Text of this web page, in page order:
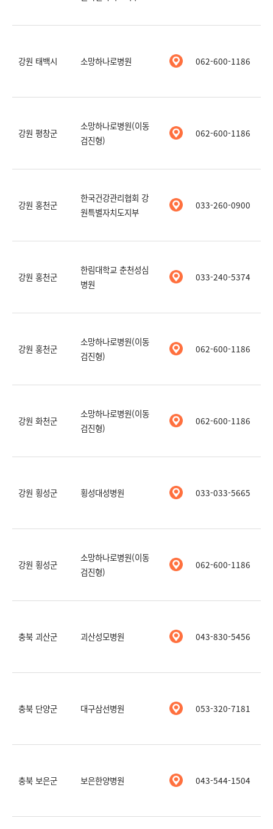
강원 태백시 소망하나로병원 062-600-1186
강원 평창군
소망하나로병원(이동
검진형)
062-600-1186
강원 홍천군
한국건강관리협회 강
원특별자치도지부
033-260-0900
강원 홍천군
한림대학교 춘천성심
병원
033-240-5374
강원 홍천군
소망하나로병원(이동
검진형)
062-600-1186
강원 화천군
소망하나로병원(이동
검진형)
062-600-1186
강원 횡성군 횡성대성병원 033-033-5665
강원 횡성군
소망하나로병원(이동
검진형)
062-600-1186
충북 괴산군 괴산성모병원 043-830-5456
충북 단양군 대구삼선병원 053-320-7181
충북 보은군 보은한양병원 043-544-1504